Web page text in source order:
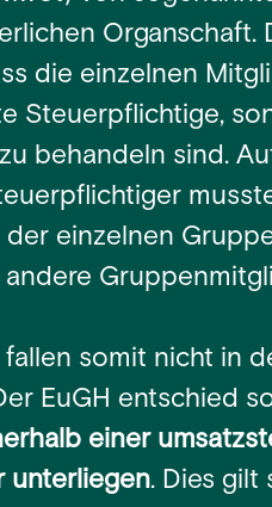
Organschaft.
die einzelnen
Steuerpflichtige,
behandeln sind.
einzelnen
andere
fallen somit nicht in
EuGH entschied
einer
unterliegen. Dies gilt